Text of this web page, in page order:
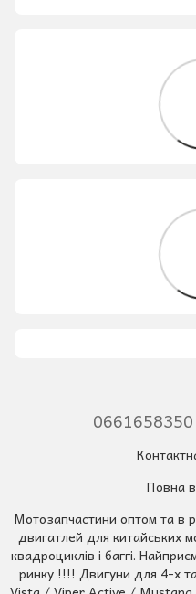
0661658350
Повна
Мотозапчастини оптом та в
двигатлей для китайських
квадроциклів і баггі.
ринку !!!! Двигуни для 4-х